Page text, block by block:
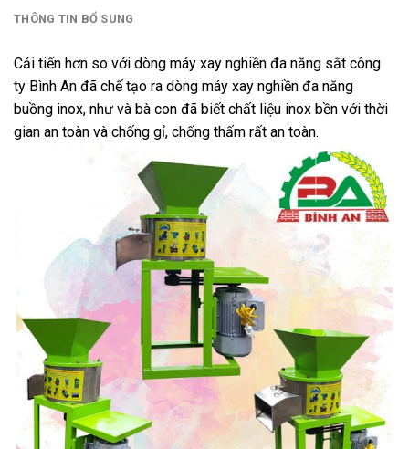
THÔNG TIN BỔ SUNG
Cải tiến hơn so với dòng máy xay nghiền đa năng sắt công
ty Bình An đã chế tạo ra dòng máy xay nghiền đa năng
buồng inox, như và bà con đã biết chất liệu inox bền với thời
gian an toàn và chống gỉ, chống thấm rất an toàn.